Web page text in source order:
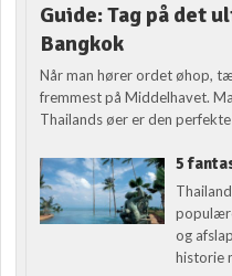
Guide: Tag på det
Bangkok
Når man hører ordet øhop,
fremmest på Middelhavet.
Thailands øer er den
5
og
historie